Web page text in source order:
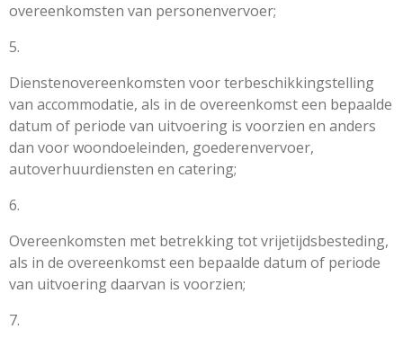
overeenkomsten van personenvervoer;
5.
Dienstenovereenkomsten voor terbeschikkingstelling
van accommodatie, als in de overeenkomst een bepaalde
datum of periode van uitvoering is voorzien en anders
dan voor woondoeleinden, goederenvervoer,
autoverhuurdiensten en catering;
6.
Overeenkomsten met betrekking tot vrijetijdsbesteding,
als in de overeenkomst een bepaalde datum of periode
van uitvoering daarvan is voorzien;
7.